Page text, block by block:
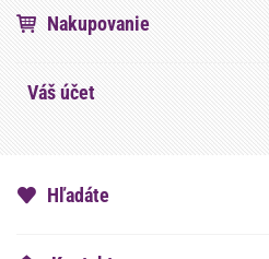
Nakupovanie
Váš účet
Hľadáte